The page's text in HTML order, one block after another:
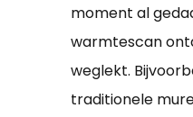
moment al
warmtescan
weglekt.
traditionele